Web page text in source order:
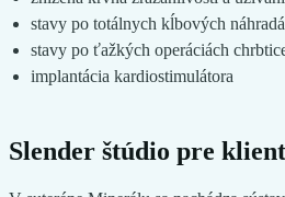
stavy po totálnych kĺbových
stavy po ťažkých operáciách
implantácia kardiostimulátora
Slender štúdio pre